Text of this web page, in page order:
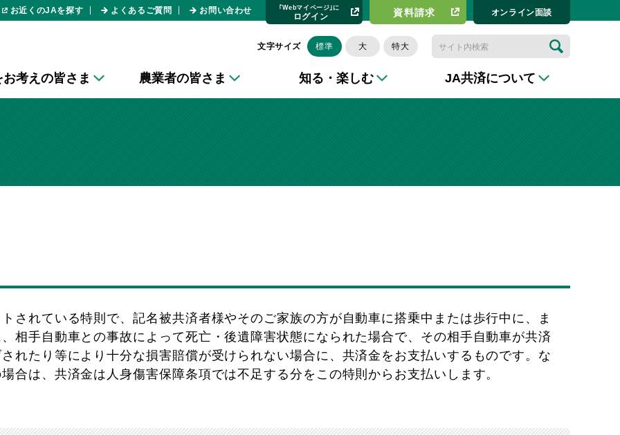
お近くのJAを探す よくあるご質問 お問い合わせ ｢Webマイページ｣に
ログイン 資料請求​ オンライン⾯談
文字サイズ 標準 大 特大
考えの皆さま 農業者の皆さま 知る・楽しむ JA共済について
されている特則で、記名被共済者様やそのご家族の方が自動車に搭乗中または歩行中に、ま
相手自動車との事故によって死亡・後遺障害状態になられた場合で、その相手自動車が共済
れたり等により十分な損害賠償が受けられない場合に、共済金をお支払いするものです。な
合は、共済金は人身傷害保障条項では不足する分をこの特則からお支払いします。